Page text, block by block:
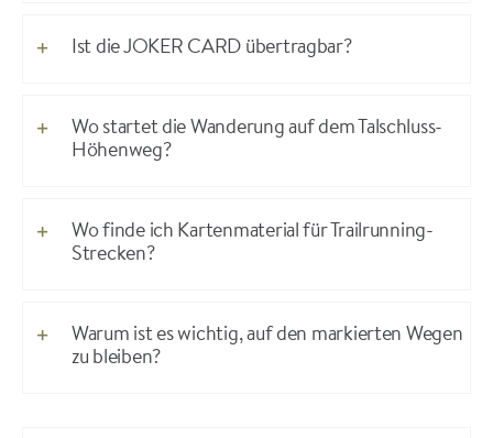
Ist die JOKER CARD übertragbar?
Wo startet die Wanderung auf dem Talschluss-
Höhenweg?
Wo finde ich Kartenmaterial für Trailrunning-
Strecken?
Warum ist es wichtig, auf den markierten Wegen
zu bleiben?